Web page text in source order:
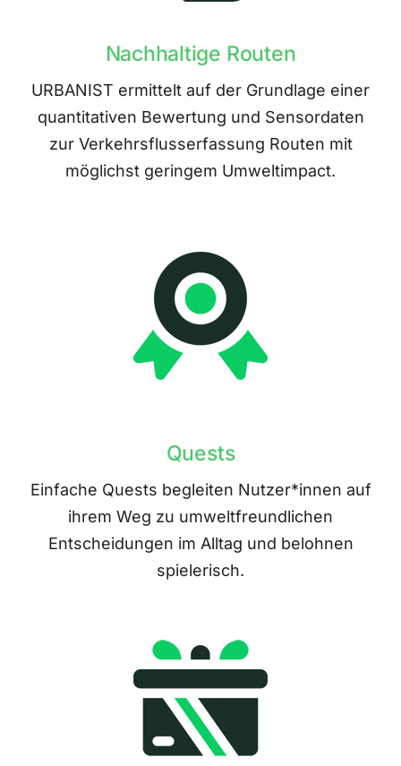
Nachhaltige Routen
URBANIST ermittelt auf der Grundlage einer
quantitativen Bewertung und Sensordaten
zur Verkehrsflusserfassung Routen mit
möglichst geringem Umweltimpact.
Quests
Einfache Quests begleiten Nutzer*innen auf
ihrem Weg zu umweltfreundlichen
Entscheidungen im Alltag und belohnen
spielerisch.